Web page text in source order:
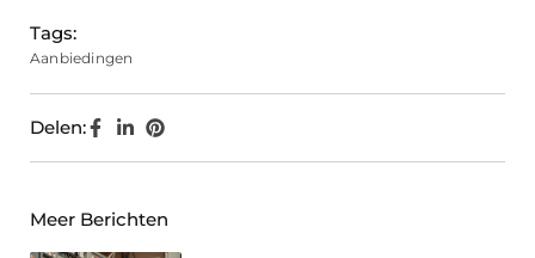
Tags:
Aanbiedingen
Delen:
Meer Berichten